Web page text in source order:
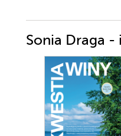
Sonia Draga -